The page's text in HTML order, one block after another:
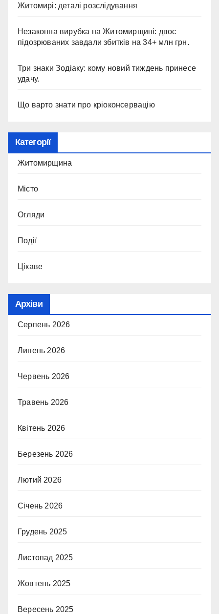
Житомирі: деталі розслідування
Незаконна вирубка на Житомирщині: двоє
підозрюваних завдали збитків на 34+ млн грн.
Три знаки Зодіаку: кому новий тиждень принесе
удачу.
Що варто знати про кріоконсервацію
Категорії
Житомирщина
Місто
Огляди
Події
Цікаве
Архіви
Серпень 2026
Липень 2026
Червень 2026
Травень 2026
Квітень 2026
Березень 2026
Лютий 2026
Січень 2026
Грудень 2025
Листопад 2025
Жовтень 2025
Вересень 2025